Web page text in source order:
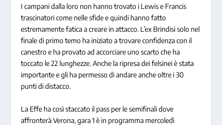
I campani dalla loro non hanno trovato i Lewis e Francis
trascinatori come nelle sfide e quindi hanno fatto
estremamente fatica a creare in attacco. L’ex Brindisi solo nel
finale di primo temo ha iniziato a trovare confidenza con il
canestro e ha provato ad accorciare uno scarto che ha
toccato le 22 lunghezze. Anche la ripresa dei felsinei è stata
importante e gli ha permesso di andare anche oltre i 30
punti di distacco.
La Effe ha così staccato il pass per le semifinali dove
affronterà Verona, gara 1 è in programma mercoledì